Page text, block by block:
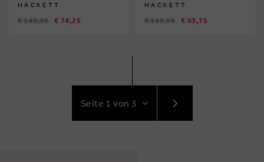
HACKETT
€ 149,95 € 74,25
HACKETT
€ 119,95 € 63,75
ZUR
NÄCHSTE